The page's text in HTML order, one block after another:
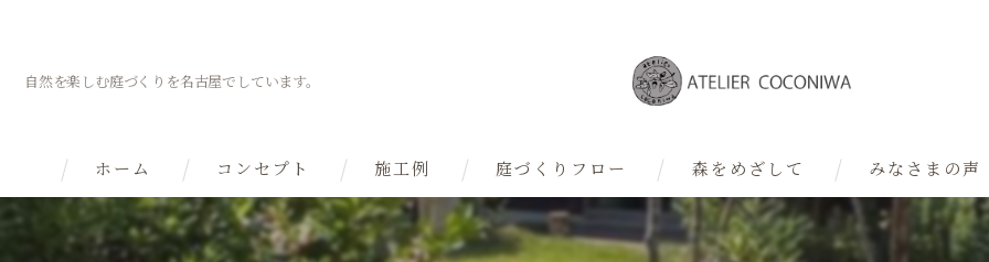
自然を楽しむ庭づくりを名古屋でしています。
ホーム コンセプト
理念
施工例 庭づくりフロー
デザイナー
森をめざして みなさまの声